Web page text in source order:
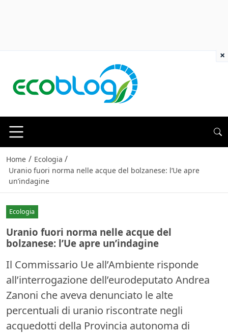
Home / Ecologia /
Uranio fuori norma nelle acque del bolzanese: l’Ue apre
un’indagine
Ecologia
Uranio fuori norma nelle acque del
bolzanese: l’Ue apre un’indagine
Il Commissario Ue all’Ambiente risponde
all’interrogazione dell’eurodeputato Andrea
Zanoni che aveva denunciato le alte
percentuali di uranio riscontrate negli
acquedotti della Provincia autonoma di
×